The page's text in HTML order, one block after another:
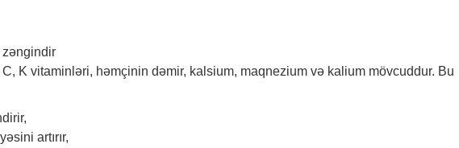
K vitaminləri, həmçinin dəmir, kalsium, maqnezium və kalium mövcuddur. Bu
artırır,